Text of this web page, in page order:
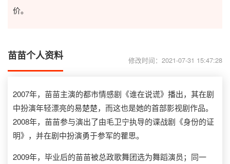
价。
苗苗个人资料 修改时间：2021-07-31 15:47:28
2007年，苗苗主演的都市情感剧《谁在说谎》播出，其在剧
中扮演年轻漂亮的易楚楚，而这也是她的首部影视剧作品。
2008年，苗苗参与演出了由毛卫宁执导的谍战剧《身份的证
明》，并在剧中扮演勇于参军的瞿思。
2009年，毕业后的苗苗被总政歌舞团选为舞蹈演员；同一